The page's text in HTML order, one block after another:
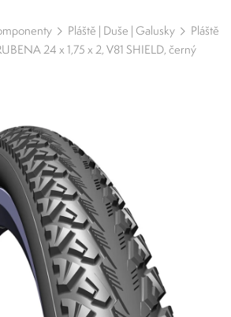
Pláště | Duše | Galusky
Pláště
24 x 1,75 x 2, V81 SHIELD, černý